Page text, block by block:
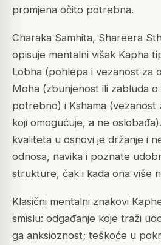
promjena očito potrebna.
Charaka Samhita, Shareera
opisuje mentalni višak Kapha
Lobha (pohlepa i vezanost za
Moha (zbunjenost ili zabluda
potrebno) i Kshama (vezanost
koji omogućuje, a ne
kvaliteta u osnovi je držanje i
odnosa, navika i poznate
strukture, čak i kada ona više
Klasični mentalni znakovi
smislu: odgađanje koje traži
ga anksioznost; teškoće u